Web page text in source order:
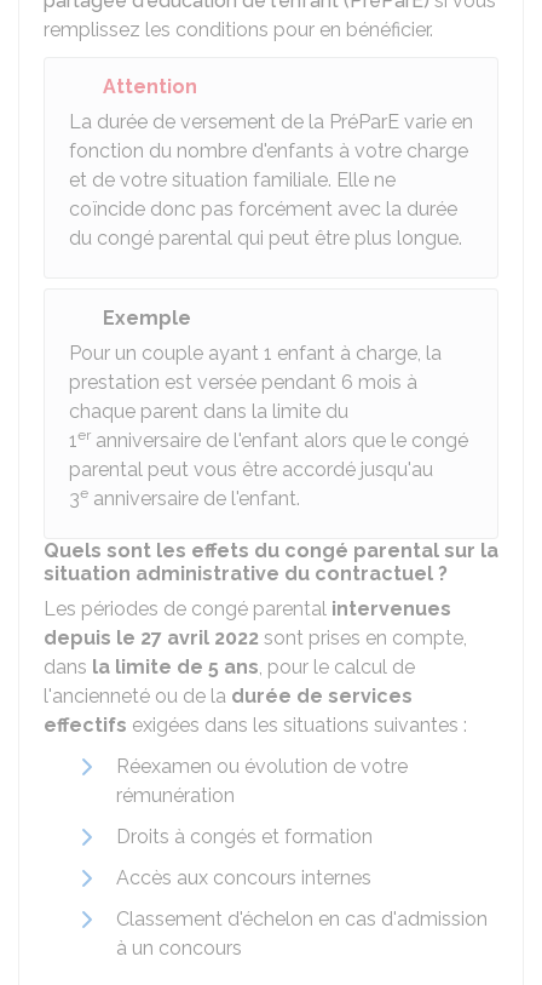
remplissez les conditions pour en bénéficier.
Attention
La durée de versement de la PréParE varie en
fonction du nombre d'enfants à votre charge
et de votre situation familiale. Elle ne
coïncide donc pas forcément avec la durée
du congé parental qui peut être plus longue.
Exemple
Pour un couple ayant 1 enfant à charge, la
prestation est versée pendant 6 mois à
chaque parent dans la limite du
1er anniversaire de l'enfant alors que le congé
parental peut vous être accordé jusqu'au
3e anniversaire de l'enfant.
Quels sont les effets du congé parental sur la
situation administrative du contractuel ?
Les périodes de congé parental intervenues
depuis le 27 avril 2022 sont prises en compte,
dans la limite de 5 ans, pour le calcul de
l'ancienneté ou de la durée de services
effectifs exigées dans les situations suivantes :
Réexamen ou évolution de votre
rémunération
Droits à congés et formation
Accès aux concours internes
Classement d'échelon en cas d'admission
à un concours